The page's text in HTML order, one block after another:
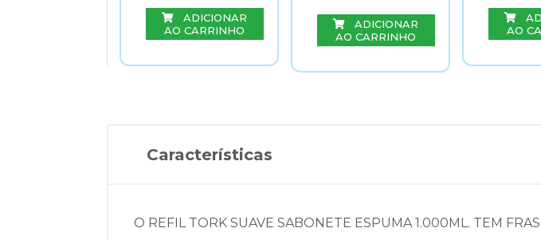
ADICIONAR
AO CARRINHO
ADICIONAR
AO CARRINHO
AO
Características
O REFIL TORK SUAVE SABONETE ESPUMA 1.000ML. TEM